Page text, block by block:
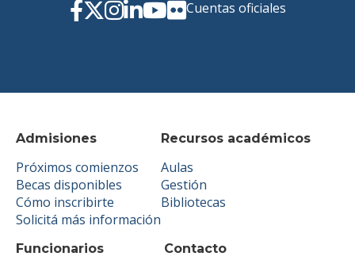
Admisiones
Próximos comienzos
Becas disponibles
Cómo inscribirte
Solicitá más información
Recursos académicos
Aulas
Gestión
Bibliotecas
Funcionarios Contacto
Cuentas oficiales